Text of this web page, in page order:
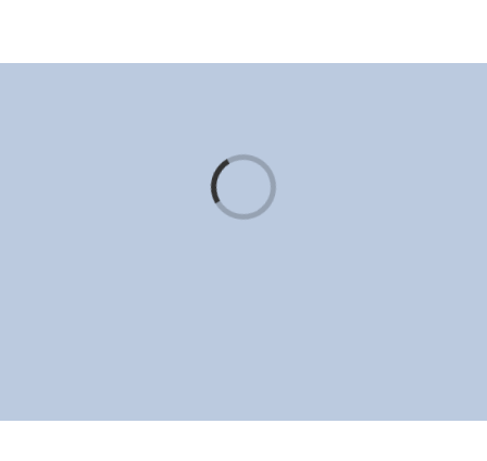
Loading...